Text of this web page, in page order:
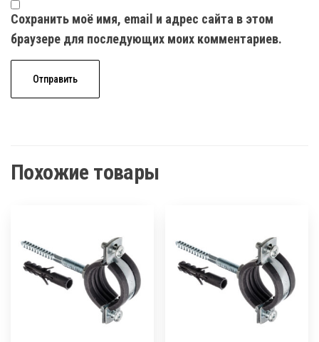
Сохранить моё имя, email и адрес сайта в этом
браузере для последующих моих комментариев.
Похожие товары